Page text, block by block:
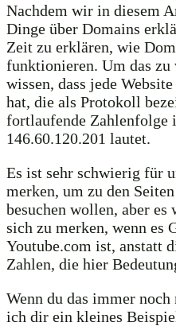
Nachdem wir in diesem
Dinge über Domains
Zeit zu erklären, wie
funktionieren. Um das zu
wissen, dass jede
hat, die als Protokoll
fortlaufende Zahlenfolge
146.60.120.201 lautet.
Es ist sehr schwierig für
merken, um zu den
besuchen wollen, aber
sich zu merken, wenn es
Youtube.com ist, anstatt
Zahlen, die hier
Wenn du das immer
ich dir ein kleines